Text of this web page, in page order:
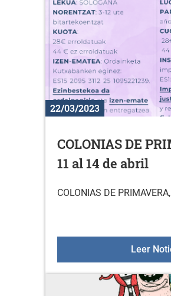
22/03/2023
COLONIAS DE
11 al 14 de abril
COLONIAS DE
Leer